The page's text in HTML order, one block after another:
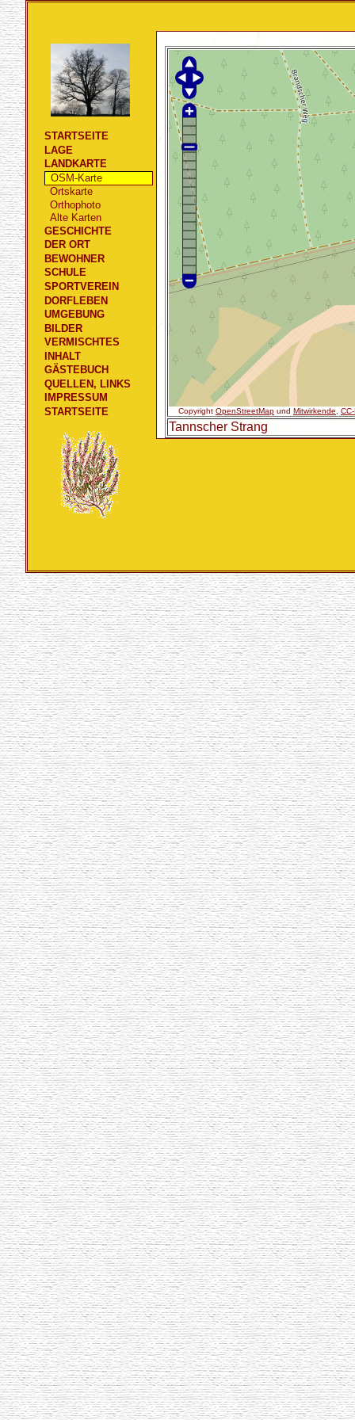
STARTSEITE
LAGE
LANDKARTE
OSM-Karte
Ortskarte
Orthophoto
Alte Karten
GESCHICHTE
DER ORT
BEWOHNER
SCHULE
SPORTVEREIN
DORFLEBEN
UMGEBUNG
BILDER
VERMISCHTES
INHALT
GÄSTEBUCH
QUELLEN, LINKS
IMPRESSUM
STARTSEITE
Copyright OpenStreetMap und Mitwirkende
Tannscher Strang